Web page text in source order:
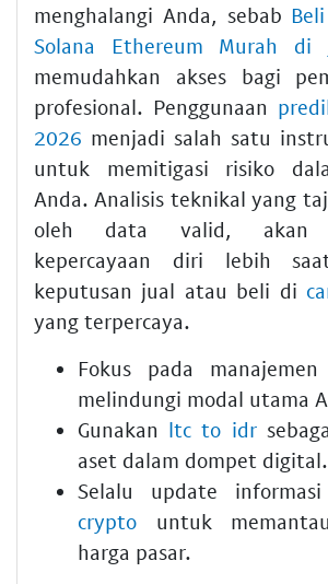
menghalangi Anda, sebab
Solana Ethereum Murah di
memudahkan akses bagi
profesional. Penggunaan
2026 menjadi salah satu
untuk memitigasi risiko
Anda. Analisis teknikal yang
oleh data valid, akan
kepercayaan diri lebih
keputusan jual atau beli di
yang terpercaya.
Fokus pada
melindungi modal utama
Gunakan ltc to idr
aset dalam dompet digital.
Selalu update
crypto untuk
harga pasar.